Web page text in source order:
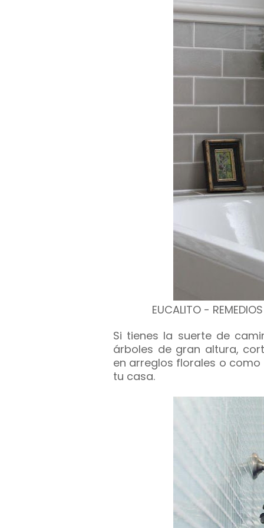
EUCALITO -
Si tienes la suerte de
árboles de gran altura,
en arreglos florales o
tu casa.